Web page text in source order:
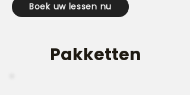
Boek uw lessen nu
Pakketten